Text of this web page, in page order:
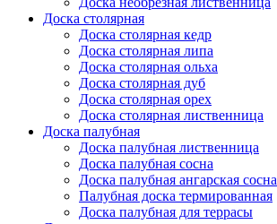
Доска столярная
Доска столярная кедр
Доска столярная липа
Доска столярная ольха
Доска столярная дуб
Доска столярная орех
Доска столярная лиственница
Доска палубная
Доска палубная лиственница
Доска палубная сосна
Доска палубная ангарская сосна
Палубная доска термированная
Доска палубная для террасы